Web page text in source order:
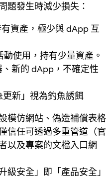
題發生時減少損失：
有資產，極少與 dApp 互
動使用，持有少量資產。
、新的 dApp，不確定性
更新」視為釣魚誘餌
模仿網站、偽造補償表格
信任可透過多重管道（官
以及專案的文檔入口網
級安全」即「產品安全」